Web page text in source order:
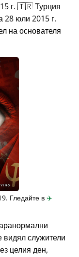
г. 🇹🇷 Турция
юли 2015 г.
на основателя
Гледайте в ✈️
служители
целия ден,